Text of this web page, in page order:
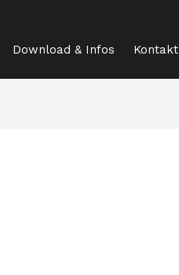
Download & Infos Kontakt